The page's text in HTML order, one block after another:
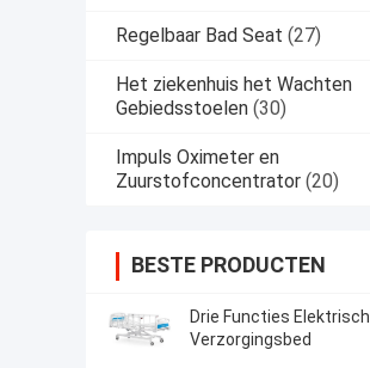
Regelbaar Bad Seat (27)
Het ziekenhuis het Wachten
Gebiedsstoelen (30)
Impuls Oximeter en
Zuurstofconcentrator (20)
BESTE PRODUCTEN
Drie Functies Elektrisch
Verzorgingsbed